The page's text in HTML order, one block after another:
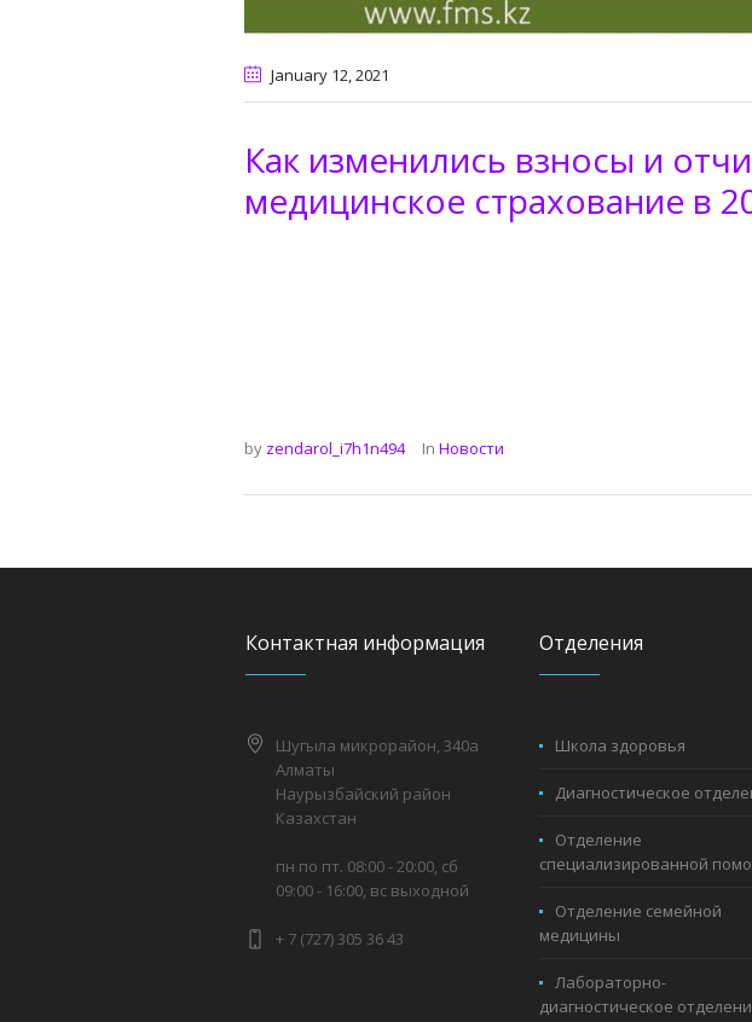
January 12 , 2021
Как изменились взносы и
медицинское страхование в
by zendarol_i7h1n494 In Новости
Контактная информация
Шугыла микрорайон, 340а
Алматы
Наурызбайский район
Казахстан
пн по пт. 08:00 - 20:00, сб
09:00 - 16:00, вс выходной
+ 7 (727) 305 36 43
Отделения
Школа здоровья
Диагностическое
Отделение
специализированной
Отделение семейной
медицины
Лабораторно-
диагностическое